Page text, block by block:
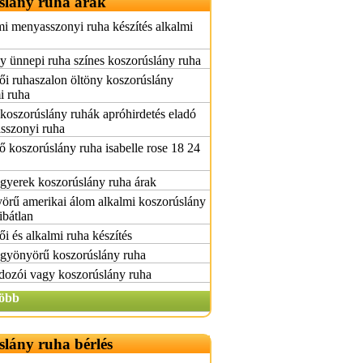
menyasszonyi ruha készítés alkalmi
ünnepi ruha színes koszorúslány ruha
ruhaszalon öltöny koszorúslány
ruha
ruhák apróhirdetés eladó
ruha
koszorúslány ruha isabelle rose 18 24
koszorúslány ruha árak
amerikai álom alkalmi koszorúslány
és alkalmi ruha készítés
koszorúslány ruha
vagy koszorúslány ruha
ruha bérlés